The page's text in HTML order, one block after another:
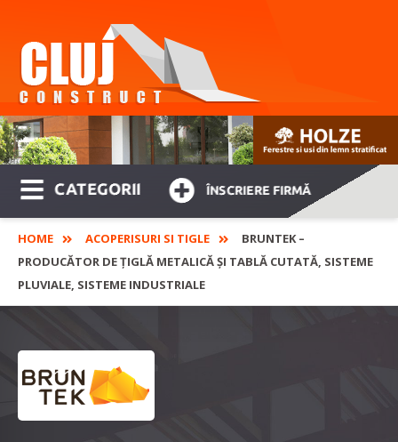
CATEGORII ÎNSCRIERE FIRMĂ
HOME ACOPERISURI SI TIGLE
BRUNTEK –
PRODUCĂTOR DE ȚIGLĂ METALICĂ ȘI TABLĂ CUTATĂ, SISTEME
PLUVIALE, SISTEME INDUSTRIALE